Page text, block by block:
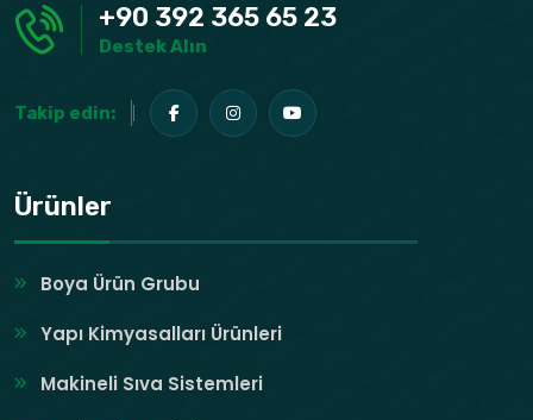
+90 392 365 65 23
Destek Alın
Takip edin:
Ürünler
Boya Ürün Grubu
Yapı Kimyasalları Ürünleri
Makineli Sıva Sistemleri